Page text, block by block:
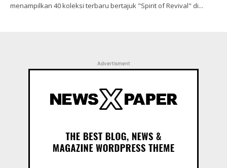
menampilkan 40 koleksi terbaru bertajuk "Spirit of Revival" di...
Advertisment